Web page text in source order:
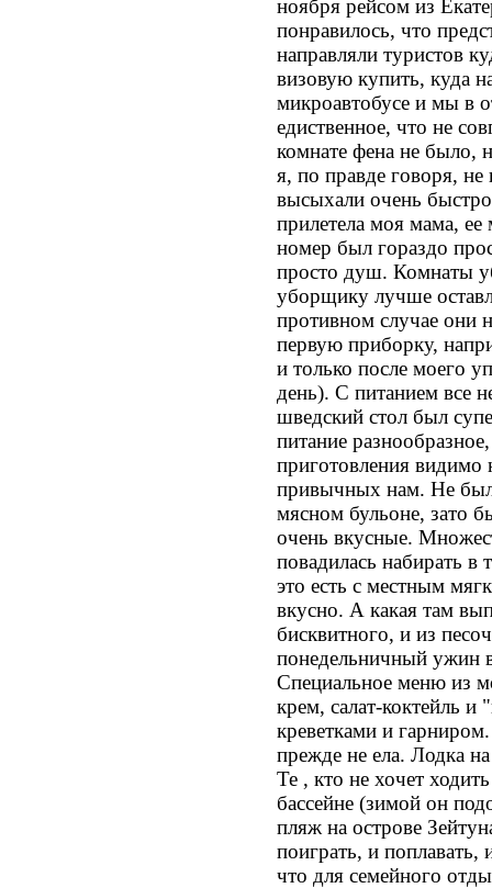
ноября рейсом из
понравилось, что
направляли туристов
визовую купить, куда
микроавтобусе и мы в
едиственное, что не
комнате фена не было,
я, по правде говоря,
высыхали очень
прилетела моя мама,
номер был гораздо
просто душ. Комнаты
уборщику лучше
противном случае они
первую приборку,
и только после моего
день). С питанием все
шведский стол был
питание
приготовления видимо
привычных нам. Не
мясном бульоне, зато
очень вкусные.
повадилась набирать
это есть с местным
вкусно. А какая там
бисквитного, и из
понедельничный ужин
Специальное меню из
крем, салат-коктейль и
креветками и
прежде не ела. Лодка
Те , кто не хочет
бассейне (зимой он
пляж на острове
поиграть, и
что для семейного